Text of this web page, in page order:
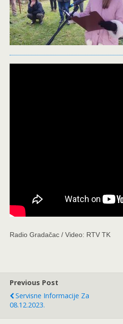
Radio Gradačac / Video: RTV TK
Previous Post
Servisne Informacije Za
08.12.2023.